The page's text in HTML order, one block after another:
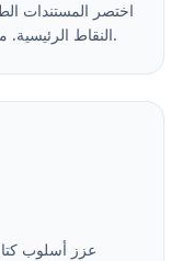
اختصر المستندات
النقاط الرئيسية. مثالي لمراجعات الأدب والملخصات التنفيذية.
عزز أسلوب